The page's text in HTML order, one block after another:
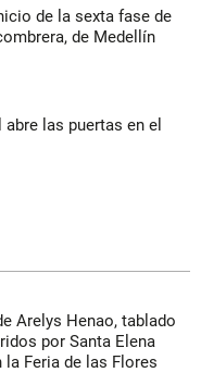
de la sexta fase de
de Medellín
las puertas en el
Arelys Henao, tablado
por Santa Elena
Feria de las Flores